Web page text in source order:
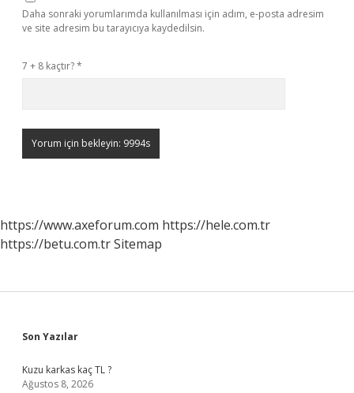
Daha sonraki yorumlarımda kullanılması için adım, e-posta adresim
ve site adresim bu tarayıcıya kaydedilsin.
7 + 8 kaçtır?*
https://www.axeforum.com https://hele.com.tr
https://betu.com.trSitemap
Sidebar
Son Yazılar
Kuzu karkas kaç TL ?
Ağustos 8, 2026